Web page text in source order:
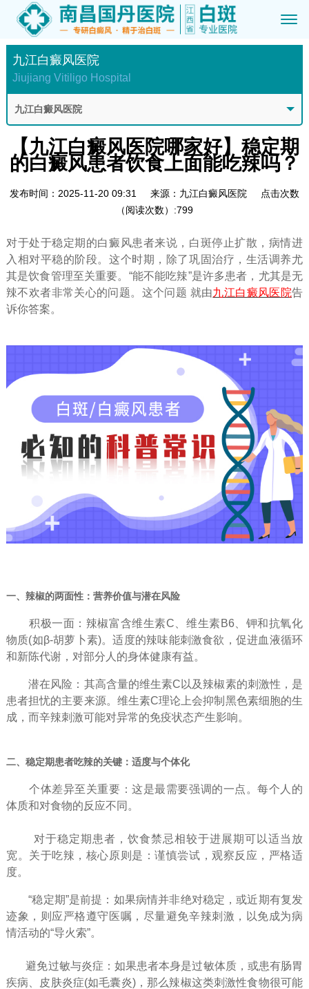
九江白癜风医院
Jiujiang Vitiligo Hospital
九江白癜风医院
【九江白癜风医院哪家好】稳定期
的白癜风患者饮食上面能吃辣吗？
发布时间：2025-11-20 09:31 来源：九江白癜风医院
点击次数
（阅读次数）:799
对于处于稳定期的白癜风患者来说，白斑停止扩散，病情进
入相对平稳的阶段。这个时期，除了巩固治疗，生活调养尤
其是饮食管理至关重要。“能不能吃辣”是许多患者，尤其是无
辣不欢者非常关心的问题。这个问题 就由九江白癜风医院告
诉你答案。
一、辣椒的两面性：营养价值与潜在风险
积极一面：辣椒富含维生素C、维生素B6、钾和抗氧化
物质(如β-胡萝卜素)。适度的辣味能刺激食欲，促进血液循环
和新陈代谢，对部分人的身体健康有益。
潜在风险：其高含量的维生素C以及辣椒素的刺激性，是
患者担忧的主要来源。维生素C理论上会抑制黑色素细胞的生
成，而辛辣刺激可能对异常的免疫状态产生影响。
二、稳定期患者吃辣的关键：适度与个体化
个体差异至关重要：这是最需要强调的一点。每个人的
体质和对食物的反应不同。
对于稳定期患者，饮食禁忌相较于进展期可以适当放
宽。关于吃辣，核心原则是：谨慎尝试，观察反应，严格适
度。
“稳定期”是前提：如果病情并非绝对稳定，或近期有复发
迹象，则应严格遵守医嘱，尽量避免辛辣刺激，以免成为病
情活动的“导火索”。
避免过敏与炎症：如果患者本身是过敏体质，或患有肠胃
疾病、皮肤炎症(如毛囊炎)，那么辣椒这类刺激性食物很可能